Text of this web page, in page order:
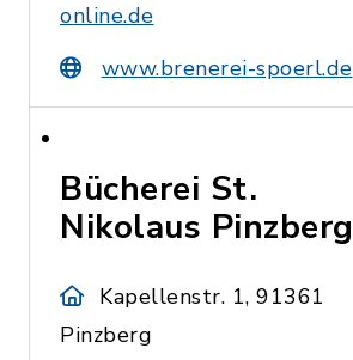
online.de
www.brenerei-spoerl.de
Bücherei St.
Nikolaus Pinzberg
Kapellenstr. 1, 91361
Pinzberg